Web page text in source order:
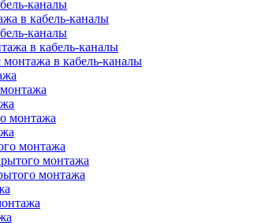
каналы
в кабель-каналы
каналы
в кабель-каналы
в кабель-каналы
монтажа
монтажа
монтажа
монтажа